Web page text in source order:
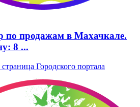
по продажам в Махачкале.
8 ...
Городского портала